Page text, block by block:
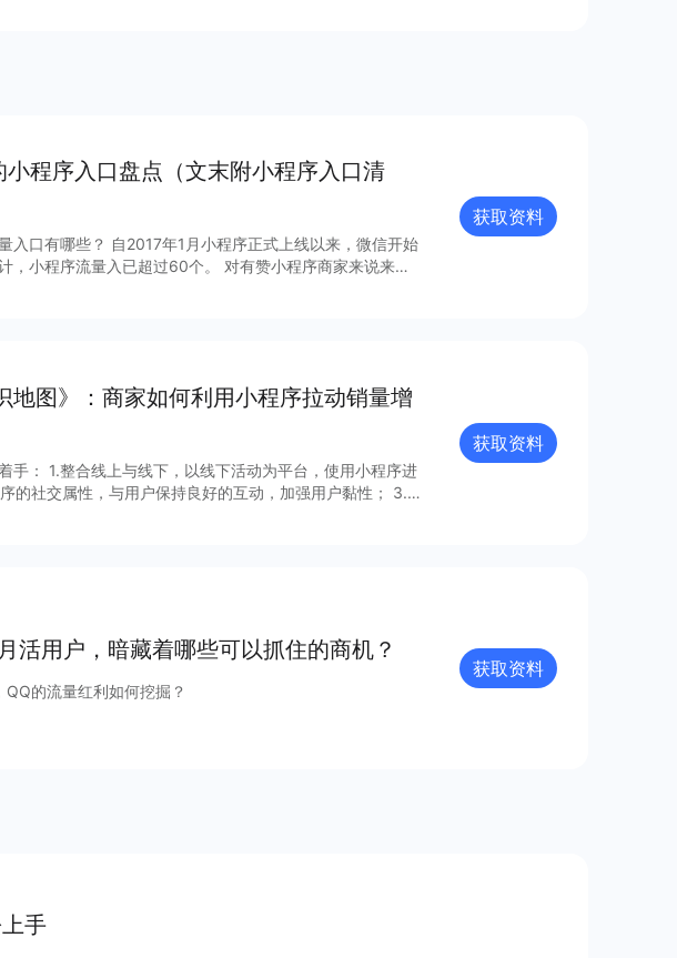
程序入口盘点（文末附小程序入口清
入口有哪些？ 自2017年1月小程序正式上线以来，微信开始
，小程序流量入已超过60个。 对有赞小程序商家来说来
获取资料
地图》：商家如何利用小程序拉动销量增
手： 1.整合线上与线下，以线下活动为平台，使用小程序进
的社交属性，与用户保持良好的互动，加强用户黏性； 3.利
获取资料
活用户，暗藏着哪些可以抓住的商机？
的流量红利如何挖掘？
获取资料
手